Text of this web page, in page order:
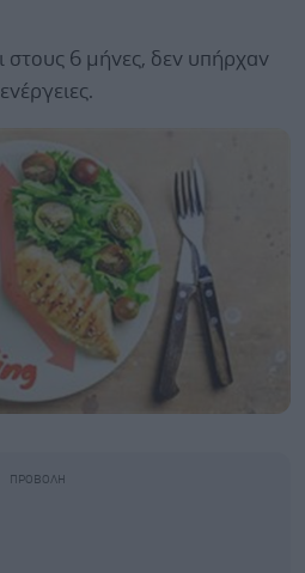
στους 6 μήνες, δεν υπήρχαν